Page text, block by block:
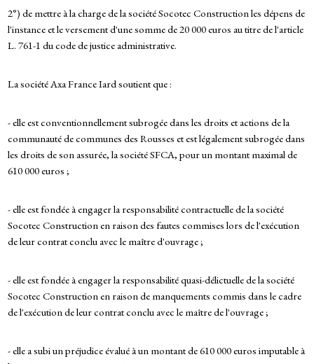
2°) de mettre à la charge de la société Socotec Construction les dépens de
l'instance et le versement d'une somme de 20 000 euros au titre de l'article
L. 761-1 du code de justice administrative.
La société Axa France Iard soutient que :
- elle est conventionnellement subrogée dans les droits et actions de la
communauté de communes des Rousses et est légalement subrogée dans
les droits de son assurée, la société SFCA, pour un montant maximal de
610 000 euros ;
- elle est fondée à engager la responsabilité contractuelle de la société
Socotec Construction en raison des fautes commises lors de l'exécution
de leur contrat conclu avec le maître d'ouvrage ;
- elle est fondée à engager la responsabilité quasi-délictuelle de la société
Socotec Construction en raison de manquements commis dans le cadre
de l'exécution de leur contrat conclu avec le maître de l'ouvrage ;
- elle a subi un préjudice évalué à un montant de 610 000 euros imputable à